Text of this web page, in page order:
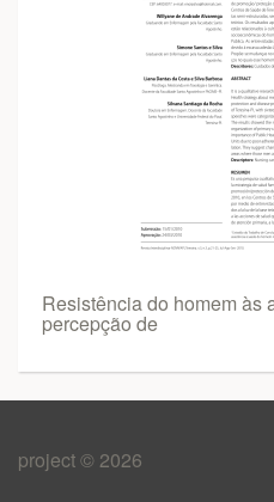
Resistência do homem às
percepção de
project © 2026